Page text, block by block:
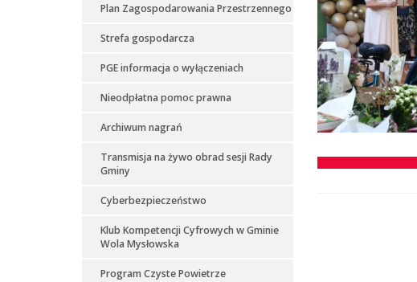
Plan Zagospodarowania Przestrzennego
Strefa gospodarcza
PGE informacja o wyłączeniach
Nieodpłatna pomoc prawna
Archiwum nagrań
Transmisja na żywo obrad sesji Rady
Gminy
Cyberbezpieczeństwo
Klub Kompetencji Cyfrowych w Gminie
Wola Mysłowska
Program Czyste Powietrze